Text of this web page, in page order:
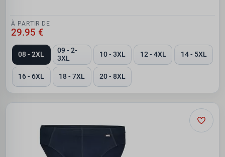
À PARTIR DE
29.95 €
08 - 2XL
09 - 2-
3XL
10 - 3XL 12 - 4XL 14 - 5XL
16 - 6XL 18 - 7XL 20 - 8XL